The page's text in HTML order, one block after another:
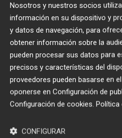
a la plataforma MEB+.
de 351 a 441 litros. Con los
hasta los 1.240 litros
cinco plazas, en un
también capaz de
y claro. El nuevo ID.
de diseño Pure
es un compacto con
Nosotros y nuestros socios
información en su dispositivo y
y datos de navegación, para
obtener información sobre la
pueden procesar sus datos para
precisos y características del
proveedores pueden basarse en
oponerse en Configuración de
Configuración de cookies. Política
CONFIGURAR